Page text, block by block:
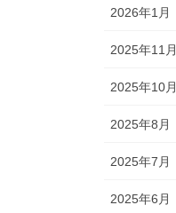
2026年1月
2025年11月
2025年10月
2025年8月
2025年7月
2025年6月